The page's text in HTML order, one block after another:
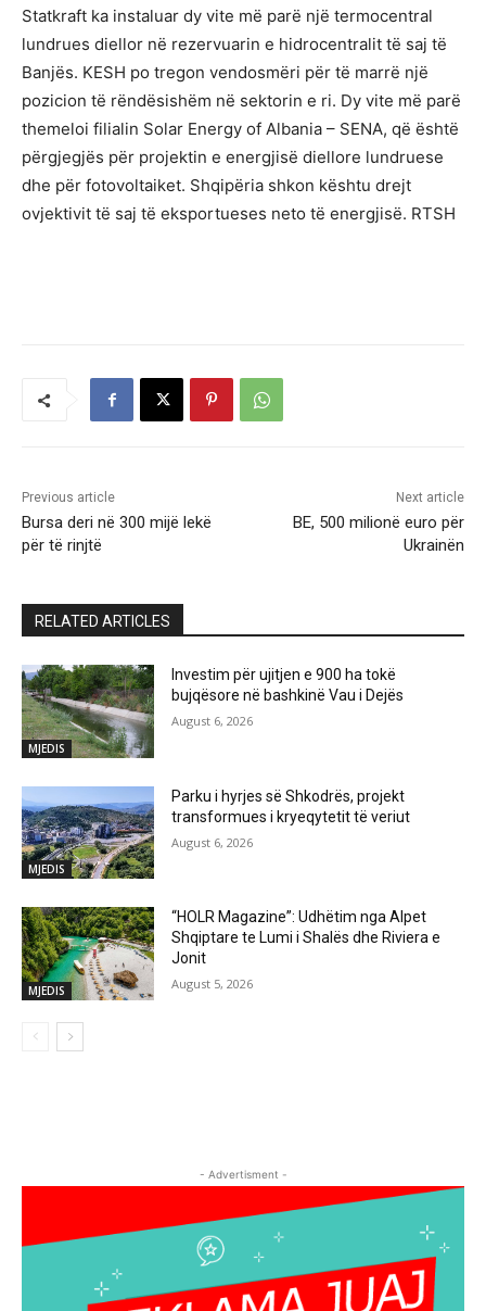
Statkraft ka instaluar dy vite më parë një termocentral
lundrues diellor në rezervuarin e hidrocentralit të saj të
Banjës. KESH po tregon vendosmëri për të marrë një
pozicion të rëndësishëm në sektorin e ri. Dy vite më parë
themeloi filialin Solar Energy of Albania – SENA, që është
përgjegjës për projektin e energjisë diellore lundruese
dhe për fotovoltaiket. Shqipëria shkon kështu drejt
ovjektivit të saj të eksportueses neto të energjisë. RTSH
Previous article
Bursa deri në 300 mijë lekë
për të rinjtë
Next article
BE, 500 milionë euro për
Ukrainën
RELATED ARTICLES
MJEDIS
Investim për ujitjen e 900 ha tokë
bujqësore në bashkinë Vau i Dejës
August 6, 2026
MJEDIS
Parku i hyrjes së Shkodrës, projekt
transformues i kryeqytetit të veriut
August 6, 2026
MJEDIS
“HOLR Magazine”: Udhëtim nga Alpet
Shqiptare te Lumi i Shalës dhe Riviera e
Jonit
August 5, 2026
- Advertisment -